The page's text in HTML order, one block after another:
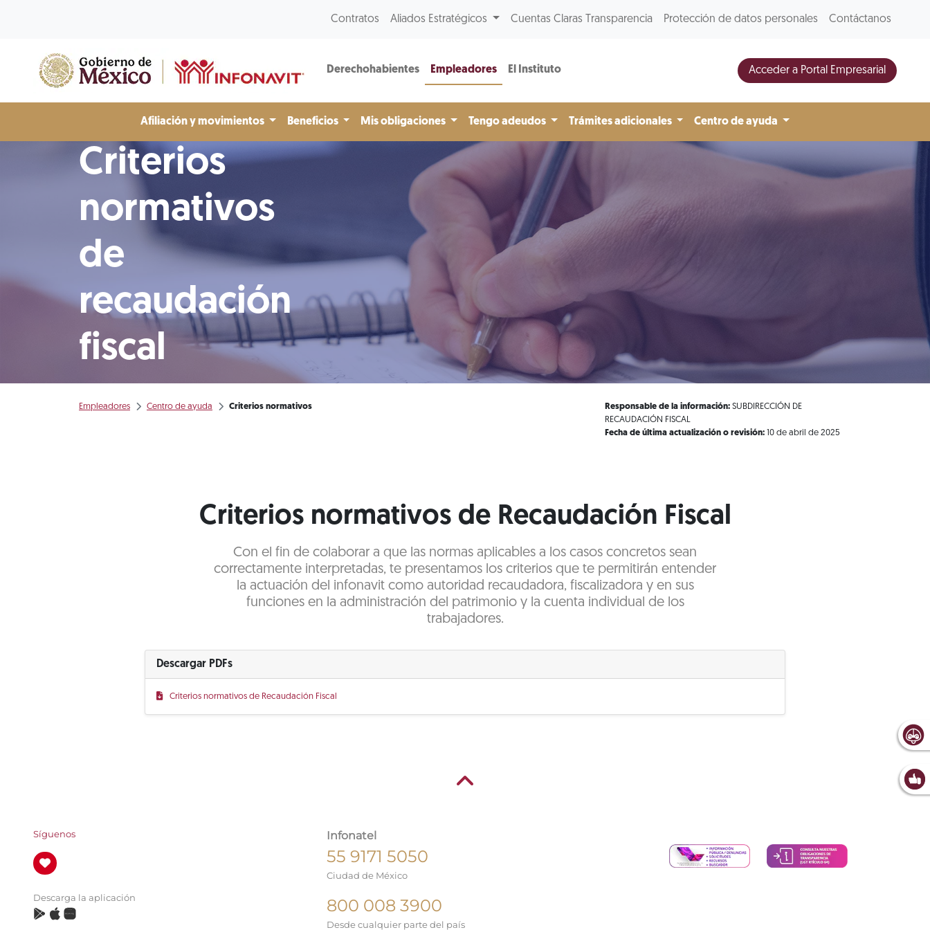
Contratos Aliados Estratégicos Cuentas Claras Transparencia Protección de datos personales Contáctanos
Derechohabientes Empleadores El Instituto Acceder a Portal Empresarial
Afiliación y movimientos Beneficios Mis obligaciones Tengo adeudos Trámites adicionales Centro de ayuda
Criterios
normativos
de
recaudación
fiscal
Empleadores Centro de ayuda Criterios normativos Responsable de la información: SUBDIRECCIÓN DE
RECAUDACIÓN FISCAL
Fecha de última actualización o revisión: 10 de abril de 2025
Criterios normativos de Recaudación Fiscal
Con el fin de colaborar a que las normas aplicables a los casos concretos sean
correctamente interpretadas, te presentamos los criterios que te permitirán entender
la actuación del infonavit como autoridad recaudadora, fiscalizadora y en sus
funciones en la administración del patrimonio y la cuenta individual de los
trabajadores.
Descargar PDFs
Criterios normativos de Recaudación Fiscal
Síguenos
Descarga la aplicación
Infonatel
55 9171 5050
Ciudad de México
800 008 3900
Desde cualquier parte del país